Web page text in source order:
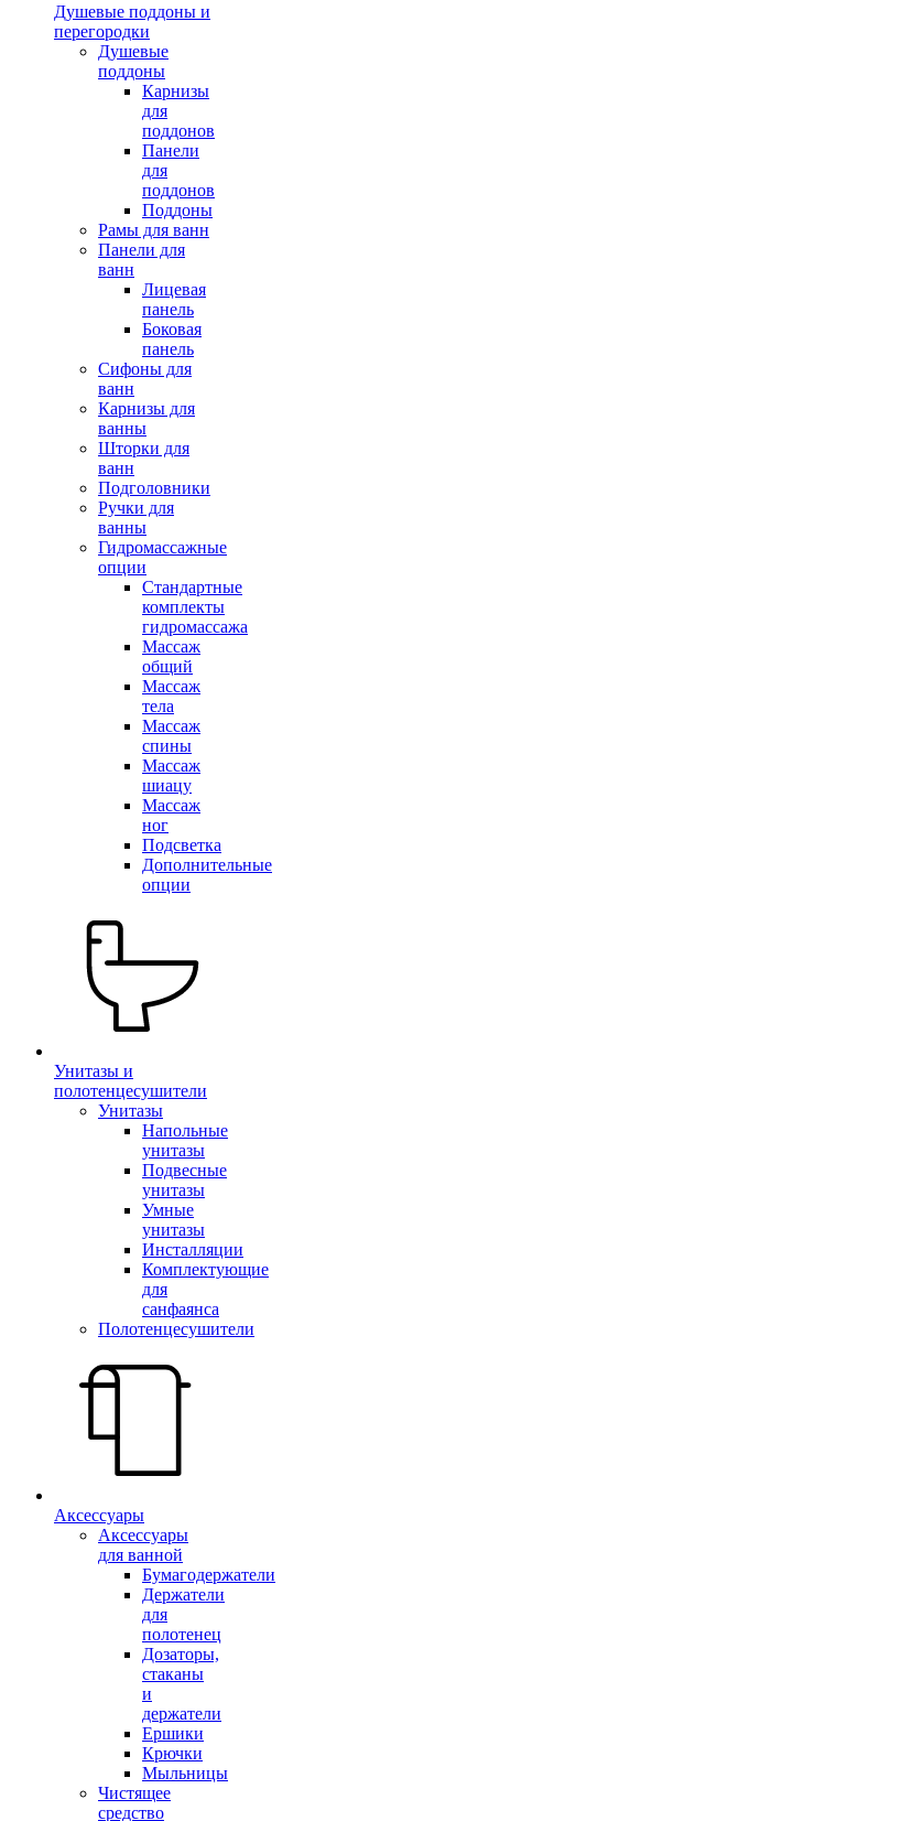
Душевые поддоны и
перегородки
Душевые
поддоны
Карнизы
для
поддонов
Панели
для
поддонов
Поддоны
Рамы для ванн
Панели для
ванн
Лицевая
панель
Боковая
панель
Сифоны для
ванн
Карнизы для
ванны
Шторки для
ванн
Подголовники
Ручки для
ванны
Гидромассажные
опции
Стандартные
комплекты
гидромассажа
Массаж
общий
Массаж
тела
Массаж
спины
Массаж
шиацу
Массаж
ног
Подсветка
Дополнительные
опции
Унитазы и
полотенцесушители
Унитазы
Напольные
унитазы
Подвесные
унитазы
Умные
унитазы
Инсталляции
Комплектующие
для
санфаянса
Полотенцесушители
Аксессуары
Аксессуары
для ванной
Бумагодержатели
Держатели
для
полотенец
Дозаторы,
стаканы
и
держатели
Ершики
Крючки
Мыльницы
Чистящее
средство